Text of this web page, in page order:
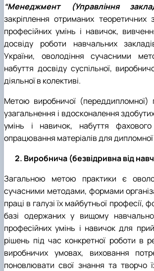
“Менеджмент (Управління
закріплення отриманих теоретичних
професійних умінь і навичок,
досвіду роботи навчальних
України, оволодіння сучасними
набуття досвіду суспільної,
діяльної в колективі.
Метою виробничої
узагальнення і вдосконалення
умінь і навичок, набуття
опрацювання матеріалів для
2. Виробнича (безвідривна від
Загальною метою практики є
сучасними методами, формами
праці в галузі їх майбутньої професії,
базі одержаних у вищому
професійних умінь і навичок для
рішень під час конкретної роботи в
виробничих умовах, виховання
поновлювати свої знання та творчо